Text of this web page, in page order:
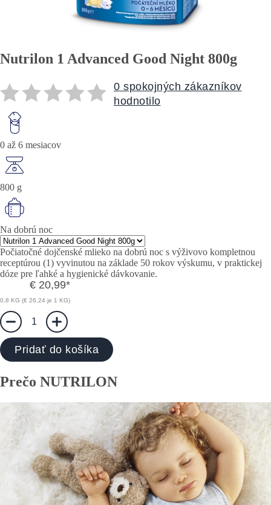
Nutrilon 1 Advanced Good Night 800g
0 spokojných zákazníkov
hodnotilo
0 až 6 mesiacov
800 g
Na dobrú noc
Počiatočné dojčenské mlieko na dobrú noc s výživovo kompletnou
receptúrou (1) vyvinutou na základe 50 rokov výskumu, v praktickej
dóze pre ľahké a hygienické dávkovanie.
€ 20,99*
0,8 KG (€ 26,24 je 1 KG)
1
Pridať do košíka
Prečo NUTRILON